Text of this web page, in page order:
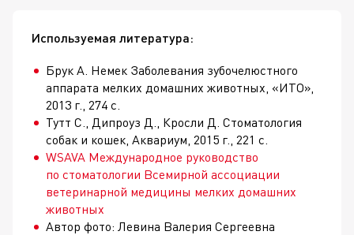
Используемая литература:
Брук А. Немек Заболевания зубочелюстного
аппарата мелких домашних животных, «ИТО»,
2013 г., 274 с.
Тутт С., Дипроуз Д., Кросли Д. Стоматология
собак и кошек, Аквариум, 2015 г., 221 с.
WSAVA Международное руководство
по стоматологии Всемирной ассоциации
ветеринарной медицины мелких домашних
животных
Автор фото: Левина Валерия Сергеевна